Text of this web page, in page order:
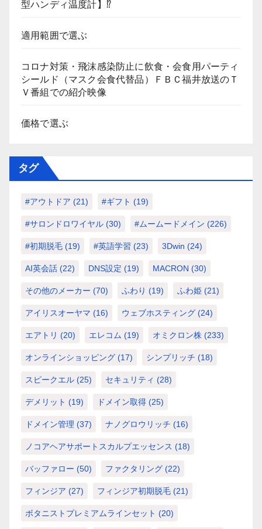
型ハンディ温度計】⁉
適用範囲で選ぶ
コロナ対策・飛沫感染防止に飲食・会食用パーティ
シールド（マスク会食代替品）ＦＢＣ福井放送のＴ
Ｖ番組での紹介映像
価格で選ぶ
タグ
#アウトドア (21) #ギフト (19)
#サロンドロワイヤル (30) #ムームードメイン (226)
#初期脱毛 (19) #英語学習 (23) 3Dwin (24)
AI英会話 (22) DNS設定 (19) MACRON (30)
その他のメーカー (70) ふわり (19) ふわ姫 (21)
アイリスオーヤマ (16) ウェブホスティング (24)
エアトリ (20) エレコム (19) オミクロン株 (233)
オンラインショッピング (17) シンプリッチ (18)
スピークエル (25) セキュリティ (28)
デメリット (19) ドメイン取得 (25)
ドメイン管理 (37) ナノグロウリッチ (16)
ノコアヘアサポートスカルプエッセンス (18)
バッファロー (50) ファクタリング (22)
フィンジア (27) フィンジア初期脱毛 (21)
ボタニストプレミアムラインセット (20)